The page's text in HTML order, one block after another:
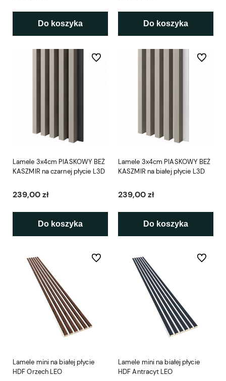
Do koszyka Do koszyka
Lamele 3x4cm PIASKOWY BEŻ
KASZMIR na czarnej płycie L3D
239,00 zł
Do koszyka
Do ulubionych
Lamele 3x4cm PIASKOWY BEŻ
KASZMIR na białej płycie L3D
239,00 zł
Do koszyka
Do
Lamele mini na białej płycie
HDF Orzech LEO
Do ulubionych
Lamele mini na białej płycie
HDF Antracyt LEO
Do